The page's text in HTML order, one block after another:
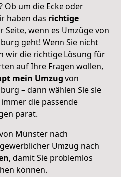
Ob um die Ecke oder
haben das richtige
Seite, wenn es Umzüge von
geht! Wenn Sie nicht
wir die richtige Lösung für
auf Ihre Fragen wollen,
mein Umzug von
– dann wählen Sie sie
die passende
parat.
von Münster nach
Umzug nach
, damit Sie problemlos
können.